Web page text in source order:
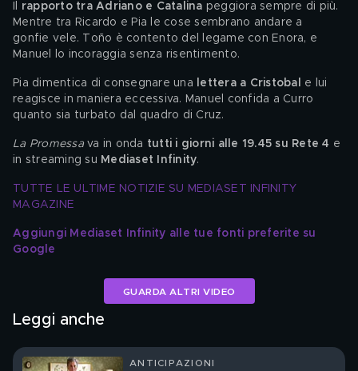
rapporto tra Adriano e Catalina peggiora sempre di più.
Mentre tra Ricardo e Pia le cose sembrano andare a
gonfie vele. Toño è contento del legame con Enora, e
Manuel lo incoraggia senza risentimento.
Pia dimentica di consegnare una lettera a Cristobal
e lui
reagisce in maniera eccessiva. Manuel confida a Curro
quanto sia turbato dal quadro di Cruz.
La Promessa va in onda tutti i giorni alle 19.45 su Rete 4 e
in streaming su Mediaset Infinity.
TUTTE LE ULTIME NOTIZIE SU MEDIASET INFINITY
MAGAZINE
Aggiungi Mediaset Infinity alle tue fonti preferite su
Google
GUARDA ALTRI VIDEO
Leggi anche
ANTICIPAZIONI